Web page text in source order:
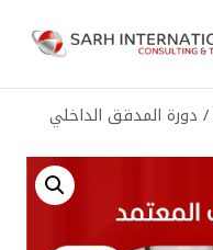
/ دورة المدقق الداخلي